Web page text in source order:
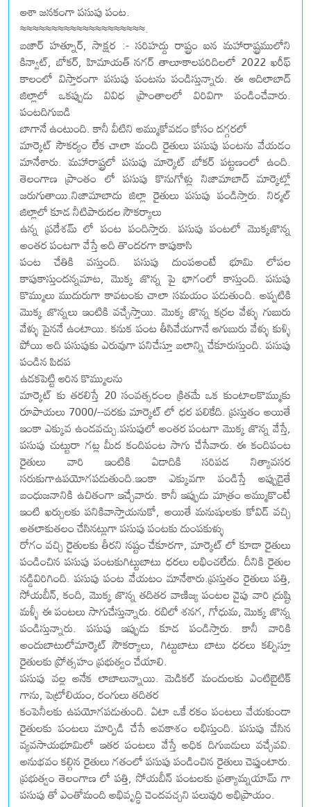
ఆశా జనకంగా పసుపు పంట.
≈≈≈≈≈≈≈≈≈≈≈≈≈≈≈≈≈≈≈≈.
బజార్ హత్నూర్, సాక్షర :- సరిహద్దు రాష్ట్రం ఐన మహారాష్ట్రములోని
కిన్వాట్, బోకర్, హిమాయత్ నగర్ తాలూకాలపరిదిలలో 2022 ఖరీఫ్
కాలంలో విస్తారంగా పసుపు పంటను పండిస్తున్నారు. ఈ ఆదిలాబాద్
జిల్లాలో ఒకప్పుడు వివిధ ప్రాంతాలలో విరివిగా పండించేవారు.
పంటదిగుబడి
బాగానే ఉంటుంది. కానీ వీటిని అమ్ముకోవడం కోసం దగ్గరలో
మార్కెట్ సౌకర్యం లేక చాలా మంది రైతులు పసుపు పంటను వేయడం
మానేశారు. మహారాష్ట్రలో పసుపు మార్కెట్ బోకర్ పట్టణంలో ఉంది.
తెలంగాణ ప్రాంతం లో పసుపు కొనుగోళ్లు నిజామాబాద్ మార్కెట్లో
జరుగుతాయి.నిజామాబాదు జిల్లా రైతులు పసుపు పండిస్తారు. నిర్మల్
జిల్లాలో కూడ నీటిపారుదల సౌకర్యాలు
ఉన్న ప్రదేశమ్ లో పంట పందిస్తారు. పసుపు పంటలో మొక్కజొన్న
అంతర పంటగా వేస్తే అది తొందరగా కాపుకాసి
పంట చేతికి వస్తుంది. పసుపు దుంపఅంటే భూమి లోపల
కాపుకాస్తుందన్నమాట, మొక్క జొన్న పై భాగంలో కాస్తుంది. పసుపు
కొమ్ములు ముదురుగా కావటంకు చాలా సమయం పడుతుంది. అప్పటికి
మొక్క జొన్నలు ఇంటికి వచ్చేస్తాయి. మొక్క జొన్న కర్రల వేళ్ళు గుబురు
వేళ్ళు పైననే ఉంటాయి. కనుక పంట తీసివేయగానే ఆగుబురు వేళ్ళు కుళ్ళి
పోయి అది పసుపుకు ఎరువుగా పనిచేస్తూ బలాన్ని చేకూరుస్తుంది. పసుపు
పండిన పిదప
ఉడకపెట్టి ఆరిన కొమ్ములను
మార్కెట్ కు తరలిస్తే 20 సంవత్సరంల క్రితమే ఒక కుంటాలకొమ్ముకు
రూపాయలు 7000/--వరకు మార్కెట్ లో ధర పలికేది. ప్రస్తుతం అయితే
ఇంకా ఎక్కువ ఉండవచ్చు.పసుపులో అంతర పంటగా మొక్క జొన్న వేస్తే,
పసుపు చుట్టురా గట్ల మీద కందిపంట సాగు చేసేవారు. ఈ కందిపంట
రైతులు వారి ఇంటికి ఏడాదికి సరిపడ నిత్యావసర
సరుకుగాఉపయోగపడుతుంది.ఇంకా ఎక్కువగా పండిస్తే అప్పుడైతే
బంధుజనానికి ఉచితంగా ఇచ్చేవారు. కానీ ఇప్పుడు మాత్రం అమ్ముకొంటే
ఇంటి ఖర్చులకు పనికివాస్తాయనుకో, అయితే మనుషులకు కోవిడ్ వచ్చి
అతలాకుతలం చేసినట్లుగా పసుపు పంటకు దుంపకుళ్ళు
రోగం వచ్చి రైతులకు తీరని నష్టం చేకూరగా, మార్కెట్ లో కూడా రైతులు
పండించిన పసుపు పంటకుగిట్టుబాటు ధరలు లభించలేదు. దీనికి రైతుల
నడ్డివిరిగింది. పసుపు పంట వేయటం మానేశారు.ప్రస్తుతం రైతులు పత్తి,
సోయబీన్, కంది, మొక్క జొన్న తదితర వాణిజ్య పంటల వైపు వారి ద్రుష్టి
మళ్ళీ ఈ పంటలు సాగుచేస్తున్నారు. రబిలో శనగ, గోధుమ, మొక్క జొన్న
పండిస్తున్నారు. పసుపు ఇప్పుడు కూడ పండిస్తారు. కానీ వారికి
అందుబాటులోమార్కెట్ సౌకర్యాలు, గిట్టుబాటు బాటు ధరలు కల్పిస్తూ
రైతులకు ప్రోత్సహం ప్రభుత్వం చేయాలి.
పసుపు వల్ల అనేక లాబాలున్నాయి. మెడికల్ మందులకు ఎంటిబైటిక్
గాను, పెట్రోలియం, రంగులు తదితర
కంపెనీలకు ఉపయోగపడుతుంది. ఏటా ఒకే రకం పంటలు వేయకుండా
రైతులకు పంటలు మార్పిడి చేసే అవకాశం లభిస్తుంది. పసుపు వేసిన
వ్యవసాయభూమిలో ఇతర పంటలు వేస్తే అధిక దిగుబడులు వచ్చేవవి.
అనుభవం కల్గిన రైతులు గతంలో పసుపు పండించిన రైతులు చెప్తుంటారు.
ప్రభుత్వం తెలంగాణ లో పత్తి, సోయబీన్ పంటలకు ప్రత్యామ్నయామ్ గా
పసుపు తో ఎంతోమంది అభివృద్ధి చెందవచ్చని పలువురి అభిప్రాయం.